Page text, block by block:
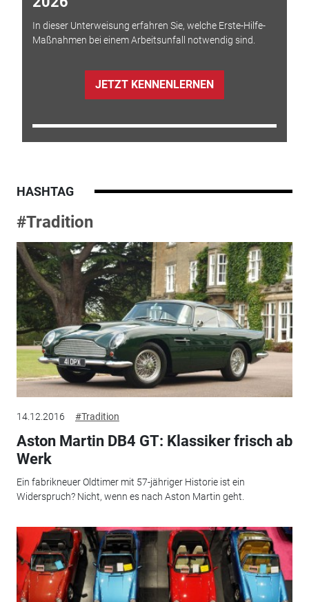
In dieser Unterweisung erfahren Sie, welche Erste-Hilfe-
Maßnahmen bei einem Arbeitsunfall notwendig sind.
JETZT KENNENLERNEN
HASHTAG
#Tradition
14.12.2016 #Tradition
Aston Martin DB4 GT: Klassiker frisch ab
Werk
Ein fabrikneuer Oldtimer mit 57-jähriger Historie ist ein
Widerspruch? Nicht, wenn es nach Aston Martin geht.